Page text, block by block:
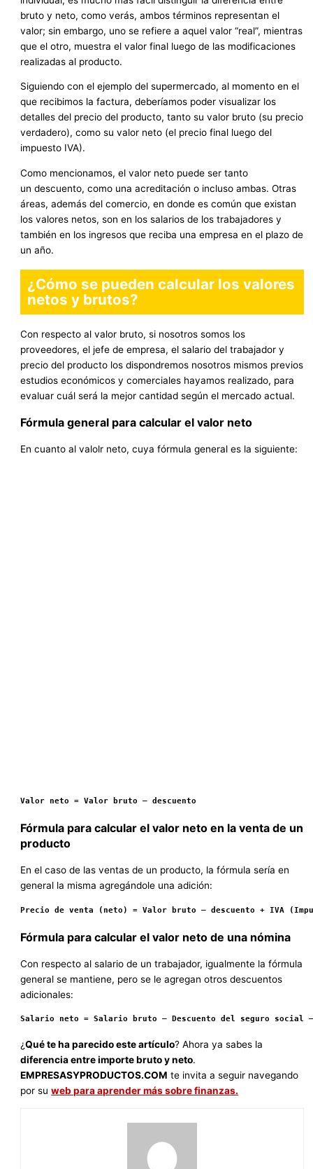
bruto y neto, como verás, ambos términos representan el
valor; sin embargo, uno se refiere a aquel valor “real”, mientras
que el otro, muestra el valor final luego de las modificaciones
realizadas al producto.
Siguiendo con el ejemplo del supermercado, al momento en el
que recibimos la factura, deberíamos poder visualizar los
detalles del precio del producto, tanto su valor bruto (su precio
verdadero), como su valor neto (el precio final luego del
impuesto IVA).
Como mencionamos, el valor neto puede ser tanto
un descuento, como una acreditación o incluso ambas. Otras
áreas, además del comercio, en donde es común que existan
los valores netos, son en los salarios de los trabajadores y
también en los ingresos que reciba una empresa en el plazo de
un año.
¿Cómo se pueden calcular los valores
netos y brutos?
Con respecto al valor bruto, si nosotros somos los
proveedores, el jefe de empresa, el salario del trabajador y
precio del producto los dispondremos nosotros mismos previos
estudios económicos y comerciales hayamos realizado, para
evaluar cuál será la mejor cantidad según el mercado actual.
Fórmula general para calcular el valor neto
En cuanto al valolr neto, cuya fórmula general es la siguiente:
Valor neto = Valor bruto – descuento
Fórmula para calcular el valor neto en la venta de un
producto
En el caso de las ventas de un producto, la fórmula sería en
general la misma agregándole una adición:
Precio de venta (neto) = Valor bruto – descuento + IVA
Fórmula para calcular el valor neto de una nómina
Con respecto al salario de un trabajador, igualmente la fórmula
general se mantiene, pero se le agregan otros descuentos
adicionales:
Salario neto = Salario bruto – Descuento del seguro social –
¿Qué te ha parecido este artículo? Ahora ya sabes la
diferencia entre importe bruto y neto.
EMPRESASYPRODUCTOS.COM te invita a seguir navegando
por suweb para aprender más sobre finanzas.